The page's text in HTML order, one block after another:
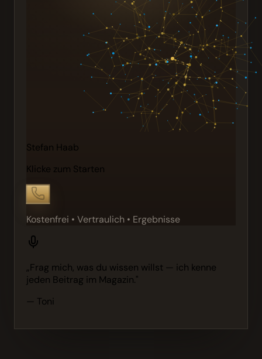
Stefan Haab
Klicke zum Starten
Kostenfrei • Vertraulich • Ergebnisse
„Frag mich, was du wissen willst — ich kenne
jeden Beitrag im Magazin."
— Toni